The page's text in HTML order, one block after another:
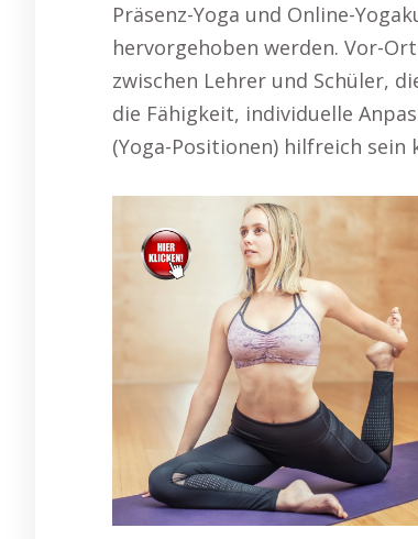
Präsenz-Yoga und Online-
hervorgehoben werden. Vor-
zwischen Lehrer und Schüler,
die Fähigkeit, individuelle
(Yoga-Positionen) hilfreich sein